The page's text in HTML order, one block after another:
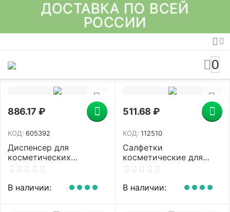
ДОСТАВКА ПО ВСЕЙ
РОССИИ
0
886.17 ₽
КОД: 605392
Диспенсер для
косметических
салфеток LAIMA
настенный,
В наличии:
511.68 ₽
КОД: 112510
Салфетки
косметические для
диспенсера (Система
КОМПЛЕКТ 5 пачек по
В наличии: